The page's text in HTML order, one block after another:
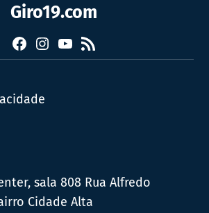
Giro19.com
FacebookInstagram
YouTube
RSS
sala 808 Rua Alfredo
Cidade Alta